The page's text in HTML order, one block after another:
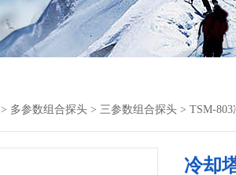
> 多参数组合探头 > 三参数组合探头 > TSM-
冷却